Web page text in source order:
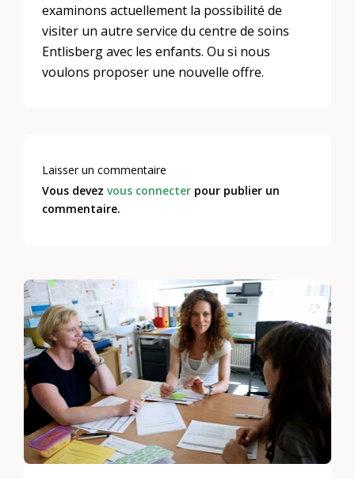
examinons actuellement la possibilité de
visiter un autre service du centre de soins
Entlisberg avec les enfants. Ou si nous
voulons proposer une nouvelle offre.
Laisser un commentaire
Vous devezvous connecter pour publier un
commentaire.